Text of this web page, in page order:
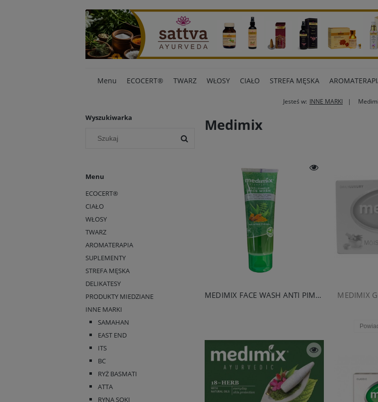
Menu ECOCERT® TWARZ WŁOSY CIAŁO STREFA MĘSKA
Jesteś w: INNE MARKI
Wyszukiwarka
Menu
ECOCERT®
CIAŁO
WŁOSY
TWARZ
AROMATERAPIA
SUPLEMENTY
STREFA MĘSKA
DELIKATESY
PRODUKTY MIEDZIANE
INNE MARKI
SAMAHAN
EAST END
ITS
BC
RYŻ BASMATI
ATTA
RYNA SOKI
Medimix
MEDIMIX FACE WASH ANTI PIMPLE 100ML MEDIMIX